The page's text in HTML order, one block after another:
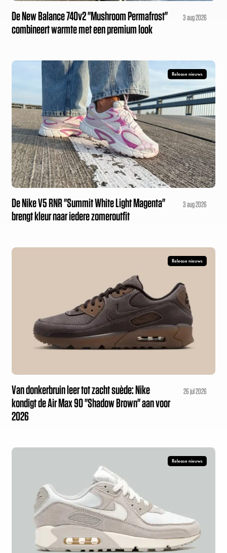
De New Balance 740v2 "Mushroom Permafrost"
combineert warmte met een premium look
3 aug 2026
Release nieuws
De Nike V5 RNR "Summit White Light Magenta"
brengt kleur naar iedere zomeroutfit
3 aug 2026
Release nieuws
Van donkerbruin leer tot zacht suède: Nike
kondigt de Air Max 90 "Shadow Brown" aan voor
2026
26 jul 2026
Release nieuws